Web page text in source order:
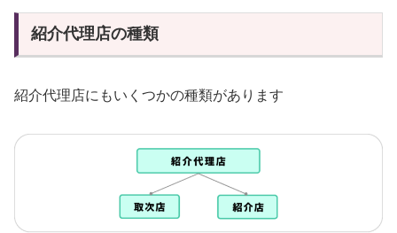
紹介代理店の種類
紹介代理店にもいくつかの種類があります